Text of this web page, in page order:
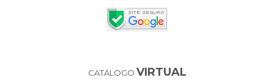
CATÁLOGO VIRTUAL